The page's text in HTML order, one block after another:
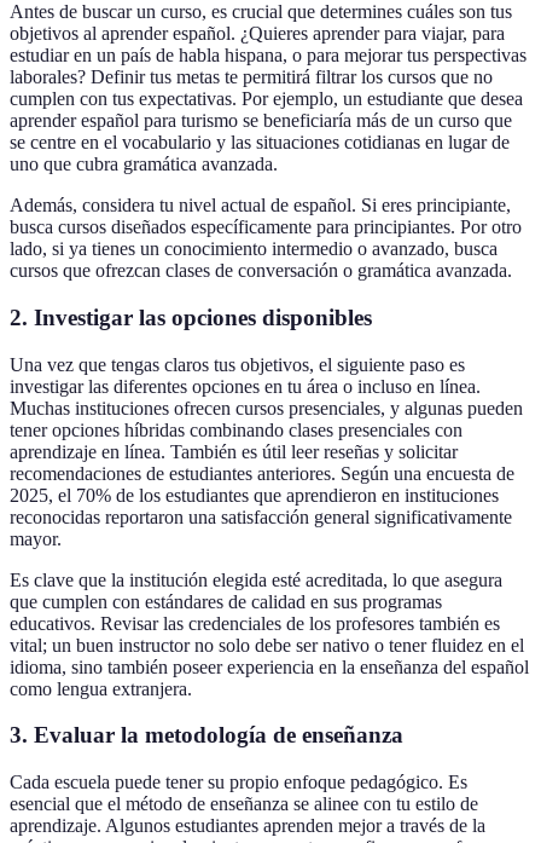
Antes de buscar un curso, es crucial que determines cuáles son tus
objetivos al aprender español. ¿Quieres aprender para viajar, para
estudiar en un país de habla hispana, o para mejorar tus perspectivas
laborales? Definir tus metas te permitirá filtrar los cursos que no
cumplen con tus expectativas. Por ejemplo, un estudiante que desea
aprender español para turismo se beneficiaría más de un curso que
se centre en el vocabulario y las situaciones cotidianas en lugar de
uno que cubra gramática avanzada.
Además, considera tu nivel actual de español. Si eres principiante,
busca cursos diseñados específicamente para principiantes. Por otro
lado, si ya tienes un conocimiento intermedio o avanzado, busca
cursos que ofrezcan clases de conversación o gramática avanzada.
2. Investigar las opciones disponibles
Una vez que tengas claros tus objetivos, el siguiente paso es
investigar las diferentes opciones en tu área o incluso en línea.
Muchas instituciones ofrecen cursos presenciales, y algunas pueden
tener opciones híbridas combinando clases presenciales con
aprendizaje en línea. También es útil leer reseñas y solicitar
recomendaciones de estudiantes anteriores. Según una encuesta de
2025, el 70% de los estudiantes que aprendieron en instituciones
reconocidas reportaron una satisfacción general significativamente
mayor.
Es clave que la institución elegida esté acreditada, lo que asegura
que cumplen con estándares de calidad en sus programas
educativos. Revisar las credenciales de los profesores también es
vital; un buen instructor no solo debe ser nativo o tener fluidez en el
idioma, sino también poseer experiencia en la enseñanza del español
como lengua extranjera.
3. Evaluar la metodología de enseñanza
Cada escuela puede tener su propio enfoque pedagógico. Es
esencial que el método de enseñanza se alinee con tu estilo de
aprendizaje. Algunos estudiantes aprenden mejor a través de la